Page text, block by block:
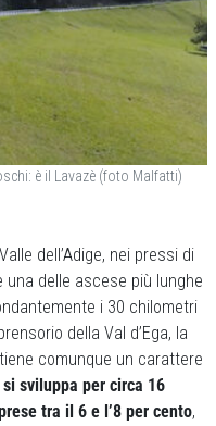
è il Lavazè (foto Malfatti)
dell’Adige, nei pressi di
una delle ascese più lunghe
i 30 chilometri
della Val d’Ega, la
comunque un carattere
sviluppa per circa 16
tra il 6 e l’8 per cento,